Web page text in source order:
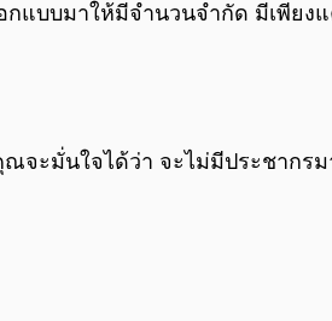
แบบมาให้มีจำนวนจำกัด มีเพียง
ะมั่นใจได้ว่า จะไม่มีประชากรม